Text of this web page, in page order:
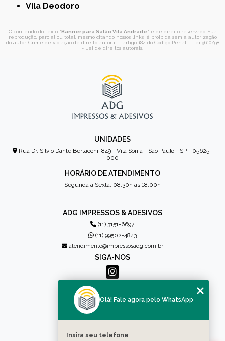
Vila Deodoro
O conteúdo do texto "Banner para Salão Vila Andrade" é de direito reservado. Sua
reprodução, parcial ou total, mesmo citando nossos links, é proibida sem a autorização
do autor. Crime de violação de direito autoral – artigo 184 do Código Penal – Lei 9610/98
- Lei de direitos autorais
UNIDADES
Rua Dr. Sílvio Dante Bertacchi, 849 - Vila Sônia - São Paulo - SP - 05625-
000
HORÁRIO DE ATENDIMENTO
Segunda à Sexta: 08:30h às 18:00h
ADG IMPRESSOS & ADESIVOS
(11) 3151-6697
(11) 99502-4843
atendimento@impressosadg.com.br
SIGA-NOS
MENU
QUEM SOMOS
PRODUTOS
Olá! Fale agora pelo WhatsApp
Insira seu telefone